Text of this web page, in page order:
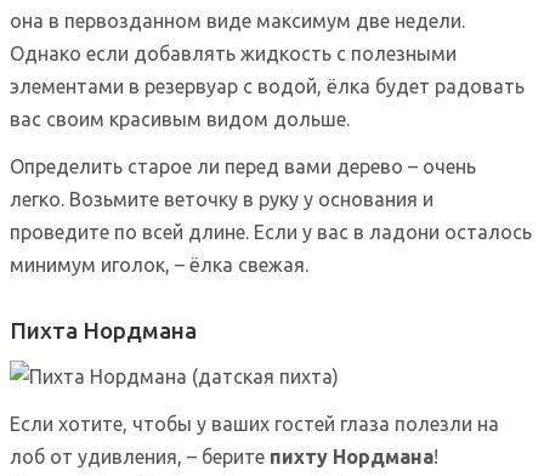
она в первозданном виде максимум две недели.
Однако если добавлять жидкость с полезными
элементами в резервуар с водой, ёлка будет радовать
вас своим красивым видом дольше.
Определить старое ли перед вами дерево – очень
легко. Возьмите веточку в руку у основания и
проведите по всей длине. Если у вас в ладони осталось
минимум иголок, – ёлка свежая.
Пихта Нордмана
Если хотите, чтобы у ваших гостей глаза полезли на
лоб от удивления, – берите пихту Нордмана!